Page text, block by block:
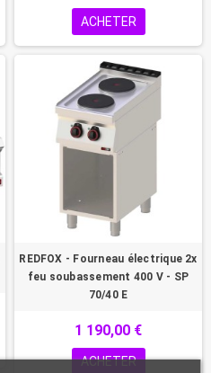
ACHETER
REDFOX - Fourneau électrique 2x
feu soubassement 400 V - SP
70/40 E
1 190,00 €
ACHETER